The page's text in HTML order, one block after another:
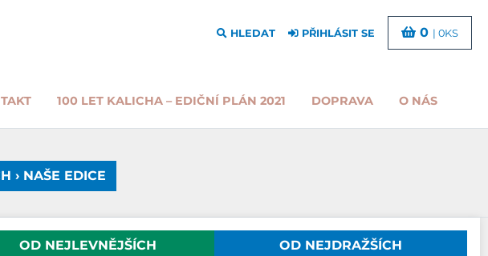
100 LET KALICHA – EDIČNÍ PLÁN 2021 DOPRAVA O NÁS
HLEDAT PŘIHLÁSIT SE 0 | 0KS
› NAŠE EDICE
OD NEJLEVNĚJŠÍCH OD NEJDRAŽŠÍCH